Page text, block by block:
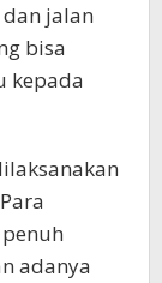
jalan
bisa
kepada
adanya